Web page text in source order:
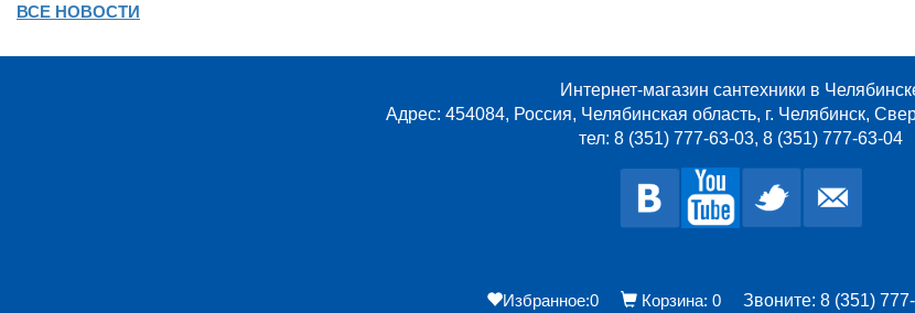
ВСЕ НОВОСТИ
Интернет-магазин сантехники в
Адрес: 454084, Россия, Челябинская область, г. Челябинск,
тел: 8 (351) 777-63-03, 8 (351) 777-63-04
Избранное:0 Корзина: 0 Звоните: 8 (351)